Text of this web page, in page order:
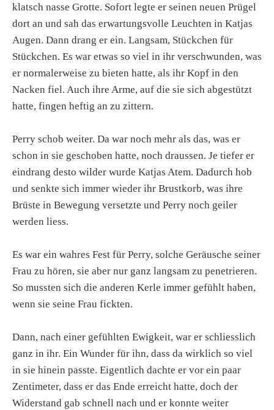
klatsch nasse Grotte. Sofort legte er seinen neuen Prügel
dort an und sah das erwartungsvolle Leuchten in Katjas
Augen. Dann drang er ein. Langsam, Stückchen für
Stückchen. Es war etwas so viel in ihr verschwunden, was
er normalerweise zu bieten hatte, als ihr Kopf in den
Nacken fiel. Auch ihre Arme, auf die sie sich abgestützt
hatte, fingen heftig an zu zittern.
Perry schob weiter. Da war noch mehr als das, was er
schon in sie geschoben hatte, noch draussen. Je tiefer er
eindrang desto wilder wurde Katjas Atem. Dadurch hob
und senkte sich immer wieder ihr Brustkorb, was ihre
Brüste in Bewegung versetzte und Perry noch geiler
werden liess.
Es war ein wahres Fest für Perry, solche Geräusche seiner
Frau zu hören, sie aber nur ganz langsam zu penetrieren.
So mussten sich die anderen Kerle immer gefühlt haben,
wenn sie seine Frau fickten.
Dann, nach einer gefühlten Ewigkeit, war er schliesslich
ganz in ihr. Ein Wunder für ihn, dass da wirklich so viel
in sie hinein passte. Eigentlich dachte er vor ein paar
Zentimeter, dass er das Ende erreicht hatte, doch der
Widerstand gab schnell nach und er konnte weiter